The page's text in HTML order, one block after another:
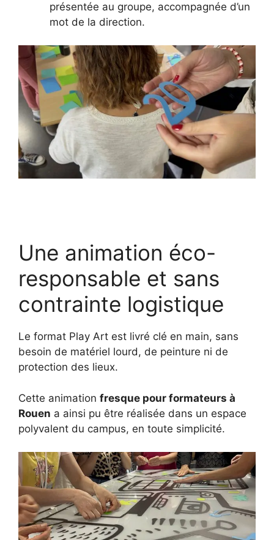
présentée au groupe, accompagnée d’un
mot de la direction.
Une animation éco-
responsable et sans
contrainte logistique
Le format Play Art est livré clé en main, sans
besoin de matériel lourd, de peinture ni de
protection des lieux.
Cette animation fresque pour formateurs à
Rouen a ainsi pu être réalisée dans un espace
polyvalent du campus, en toute simplicité.